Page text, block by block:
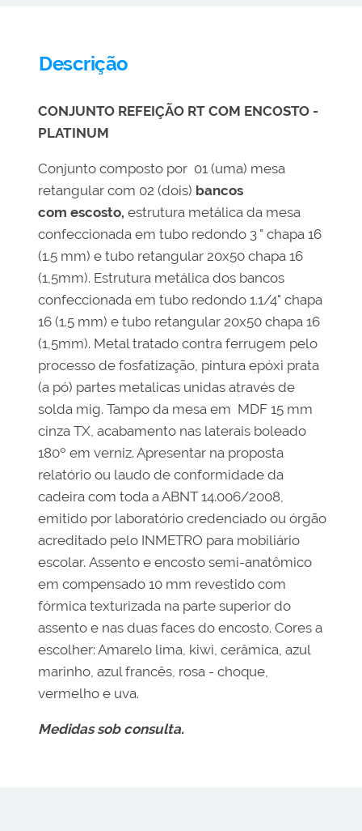
Descrição
CONJUNTO REFEIÇÃO RT COM ENCOSTO -
PLATINUM
Conjunto composto por 01 (uma) mesa
retangular com 02 (dois) bancos
com escosto, estrutura metálica da mesa
confeccionada em tubo redondo 3 " chapa 16
(1.5 mm) e tubo retangular 20x50 chapa 16
(1,5mm). Estrutura metálica dos bancos
confeccionada em tubo redondo 1.1/4" chapa
16 (1.5 mm) e tubo retangular 20x50 chapa 16
(1,5mm). Metal tratado contra ferrugem pelo
processo de fosfatização, pintura epóxi prata
(a pó) partes metalicas unidas através de
solda mig. Tampo da mesa em MDF 15 mm
cinza TX, acabamento nas laterais boleado
180º em verniz. Apresentar na proposta
relatório ou laudo de conformidade da
cadeira com toda a ABNT 14.006/2008,
emitido por laboratório credenciado ou órgão
acreditado pelo INMETRO para mobiliário
escolar. Assento e encosto semi-anatômico
em compensado 10 mm revestido com
fórmica texturizada na parte superior do
assento e nas duas faces do encosto. Cores a
escolher: Amarelo lima, kiwi, cerâmica, azul
marinho, azul francês, rosa - choque,
vermelho e uva.
Medidas sob consulta.